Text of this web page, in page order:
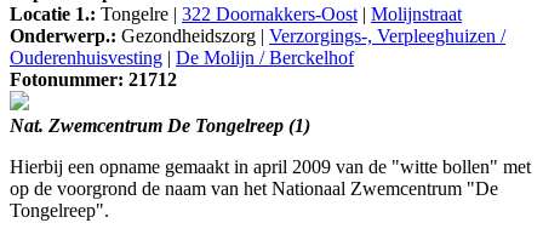
Locatie 1.: Tongelre | 322 Doornakkers-Oost | Molijnstraat
Onderwerp.: Gezondheidszorg | Verzorgings-, Verpleeghuizen /
Ouderenhuisvesting | De Molijn / Berckelhof
Fotonummer: 21712
Nat. Zwemcentrum De Tongelreep (1)
Hierbij een opname gemaakt in april 2009 van de "witte bollen" met
op de voorgrond de naam van het Nationaal Zwemcentrum "De
Tongelreep".